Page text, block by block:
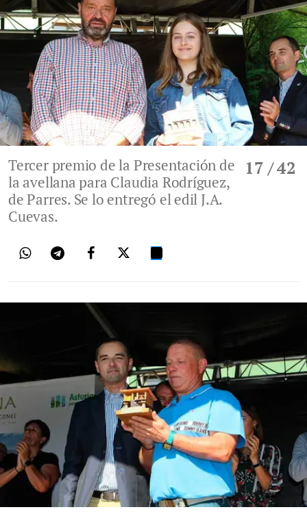
17 / 42
Tercer premio de la Presentación de
la avellana para Claudia Rodríguez,
de Parres. Se lo entregó el edil J.A.
Cuevas.